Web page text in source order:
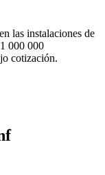
las instalaciones de
000 000
cotización.